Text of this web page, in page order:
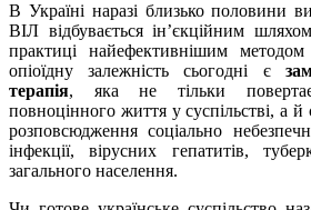
В Україні наразі близько половини
ВІЛ відбувається ін’єкційним
практиці найефективнішим
опіоїдну залежність сьогодні є
терапія, яка не тільки
повноцінного життя у суспільстві, а
розповсюдження соціально
інфекції, вірусних гепатитів,
загального населення.